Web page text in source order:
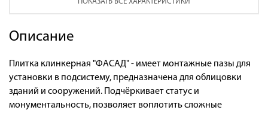
Описание
Плитка клинкерная "ФАСАД" - имеет монтажные пазы для
установки в подсистему, предназначена для облицовки
зданий и сооружений. Подчёркивает статус и
монументальность, позволяет воплотить сложные